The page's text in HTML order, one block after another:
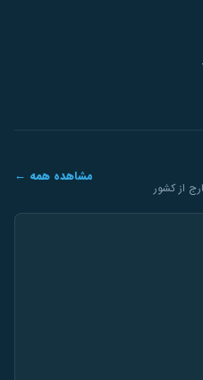
از کشور
مشاهده همه ←